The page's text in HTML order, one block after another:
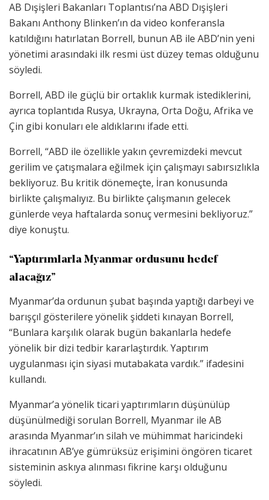
AB Dışişleri Bakanları Toplantısı’na ABD Dışişleri
Bakanı Anthony Blinken’ın da video konferansla
katıldığını hatırlatan Borrell, bunun AB ile ABD’nin yeni
yönetimi arasındaki ilk resmi üst düzey temas olduğunu
söyledi.
Borrell, ABD ile güçlü bir ortaklık kurmak istediklerini,
ayrıca toplantıda Rusya, Ukrayna, Orta Doğu, Afrika ve
Çin gibi konuları ele aldıklarını ifade etti.
Borrell, “ABD ile özellikle yakın çevremizdeki mevcut
gerilim ve çatışmalara eğilmek için çalışmayı sabırsızlıkla
bekliyoruz. Bu kritik dönemeçte, İran konusunda
birlikte çalışmalıyız. Bu birlikte çalışmanın gelecek
günlerde veya haftalarda sonuç vermesini bekliyoruz.”
diye konuştu.
“Yaptırımlarla Myanmar ordusunu hedef
alacağız”
Myanmar’da ordunun şubat başında yaptığı darbeyi ve
barışçıl gösterilere yönelik şiddeti kınayan Borrell,
“Bunlara karşılık olarak bugün bakanlarla hedefe
yönelik bir dizi tedbir kararlaştırdık. Yaptırım
uygulanması için siyasi mutabakata vardık.” ifadesini
kullandı.
Myanmar’a yönelik ticari yaptırımların düşünülüp
düşünülmediği sorulan Borrell, Myanmar ile AB
arasında Myanmar’ın silah ve mühimmat haricindeki
ihracatının AB’ye gümrüksüz erişimini öngören ticaret
sisteminin askıya alınması fikrine karşı olduğunu
söyledi.